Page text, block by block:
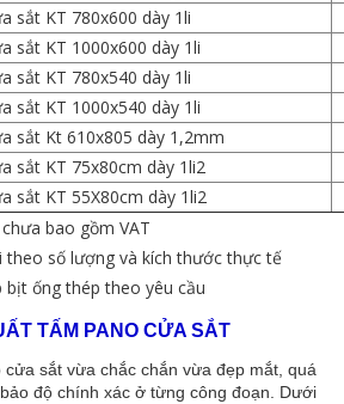
sắt KT 780x600 dày 1li
sắt KT 1000x600 dày 1li
sắt KT 780x540 dày 1li
sắt KT 1000x540 dày 1li
sắt Kt 610x805 dày 1,2mm
sắt KT 75x80cm dày 1li2
sắt KT 55X80cm dày 1li2
bao gồm VAT
theo số lượng và kích thước thực tế
bịt ống thép theo yêu cầu
TẤM PANO CỬA SẮT
sắt vừa chắc chắn vừa đẹp mắt, quá
độ chính xác ở từng công đoạn. Dưới